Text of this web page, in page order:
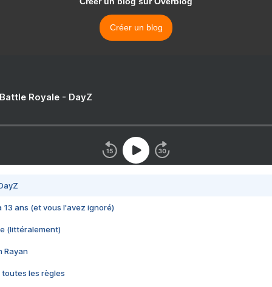
Créer un blog
Royale - DayZ
13 ans (et vous l'avez ignoré)
(littéralement)
Rayan
toutes les règles